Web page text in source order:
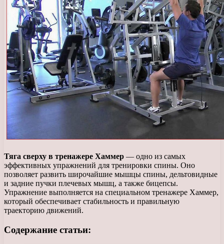
Тяга сверху в тренажере Хаммер — одно из самых
эффективных упражнений для тренировки спины. Оно
позволяет развить широчайшие мышцы спины, дельтовидные
и задние пучки плечевых мышц, а также бицепсы.
Упражнение выполняется на специальном тренажере Хаммер,
который обеспечивает стабильность и правильную
траекторию движений.
Содержание статьи: